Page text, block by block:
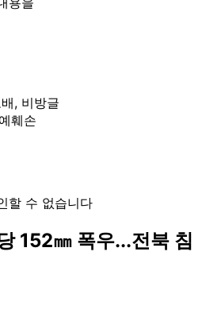
, 비방글
훼손
할 수 없습니다
152㎜ 폭우...전북 침